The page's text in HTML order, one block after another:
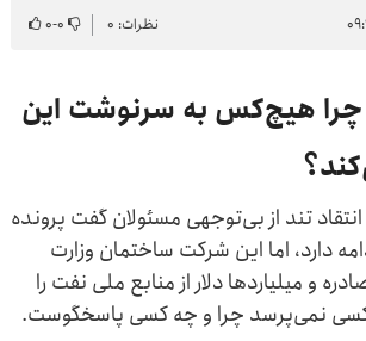
نظرات: ۰ ۰-۰
هیچ‌کس به سرنوشت این
تند از بی‌توجهی مسئولان گفت پرونده
دارد، اما این شرکت ساختمان وزارت
و میلیاردها دلار از منابع ملی نفت را
نمی‌پرسد چرا و چه کسی پاسخگوست.